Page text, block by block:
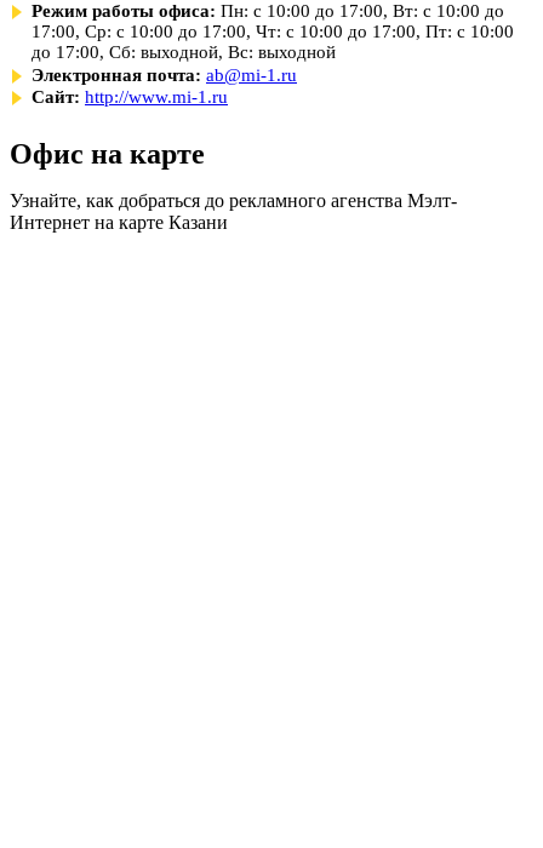
Режим работы офиса: Пн: с 10:00 до 17:00, Вт: с 10:00 до
17:00, Ср: с 10:00 до 17:00, Чт: с 10:00 до 17:00, Пт: с 10:00
до 17:00, Сб: выходной, Вс: выходной
Электронная почта: ab@mi-1.ru
Сайт: http://www.mi-1.ru
Офис на карте
Узнайте, как добраться до рекламного агенства Мэлт-
Интернет на карте Казани